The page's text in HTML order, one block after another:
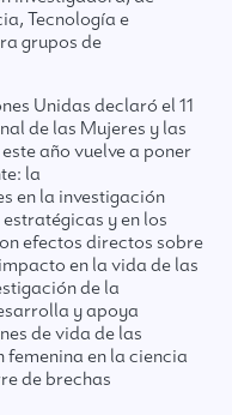
Tecnología e
grupos de
Unidas declaró el 11
de las Mujeres y las
año vuelve a poner
la
en la investigación
y en los
efectos directos sobre
en la vida de las
de la
y apoya
de vida de las
en la ciencia
de brechas